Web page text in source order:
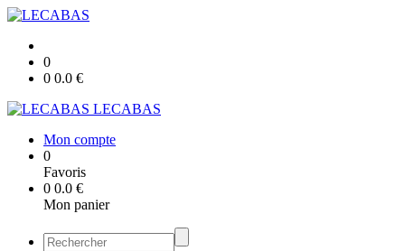
0
0 0.0 €
LECABAS
Mon compte
0
Favoris
0 0.0 €
Mon panier